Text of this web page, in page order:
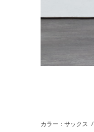
カラー：サックス /